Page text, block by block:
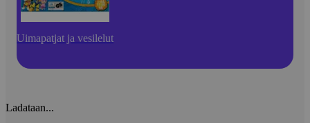
Uimapatjat ja vesilelut
Ladataan...